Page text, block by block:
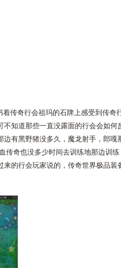
传奇行会祖玛的石牌上感受到传奇
知道那些一直没露面的行会会如何
有黑野猪没多久，魔龙射手，郎嘎
传奇也没多少时间去训练地那边训
的行会玩家说的，传奇世界极品装